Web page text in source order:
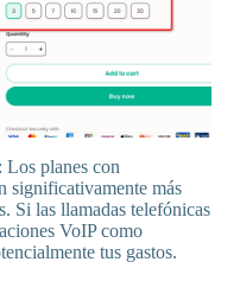
: Los planes con
significativamente más
Si las llamadas telefónicas
VoIP como
tus gastos.